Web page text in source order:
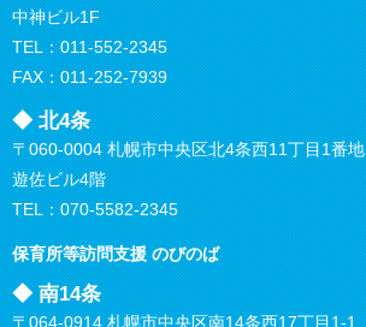
中神ビル1F
TEL：011-552-2345
FAX：011-252-7939
◆ 北4条
〒060-0004 札幌市中央区北4条西11丁目1番地
遊佐ビル4階
TEL：070-5582-2345
保育所等訪問支援のびのば
◆ 南14条
〒064-0914 札幌市中央区南14条西17丁目1-1